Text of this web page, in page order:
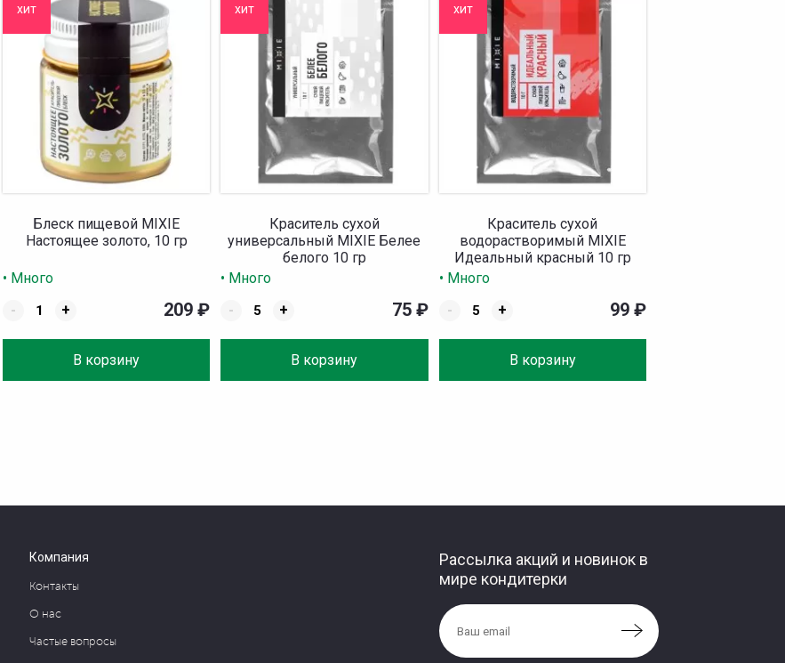
хит
Блеск пищевой MIXIE
Настоящее золото, 10 гр
• Много
-
+
В корзину
209₽
хит
Краситель сухой
универсальный MIXIE Белее
белого 10 гр
• Много
-
+
В корзину
75 ₽
хит
Краситель сухой
водорастворимый MIXIE
Идеальный красный 10 гр
• Много
-
+
В корзину
99 ₽
Компания
Контакты
О нас
Частые вопросы
Рассылка акций и новинок в
мире кондитерки